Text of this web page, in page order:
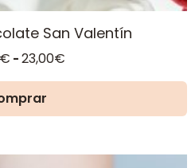
San Valentín
- 23,00€Rango
18,00€
23,00€